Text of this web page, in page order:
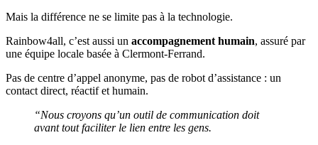
Mais la différence ne se limite pas à la technologie.
Rainbow4all, c’est aussi un accompagnement humain, assuré par
une équipe locale basée à Clermont-Ferrand.
Pas de centre d’appel anonyme, pas de robot d’assistance : un
contact direct, réactif et humain.
“Nous croyons qu’un outil de communication doit
avant tout faciliter le lien entre les gens.